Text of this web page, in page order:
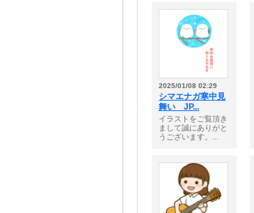
2025/01/08 02:29
シマエナガ寒中見
舞い JP...
イラストをご覧頂き
まして誠にありがと
うございます。...